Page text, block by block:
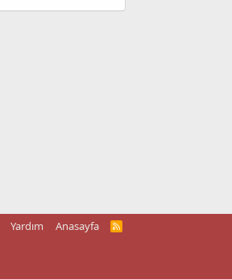
Yardım Anasayfa
R